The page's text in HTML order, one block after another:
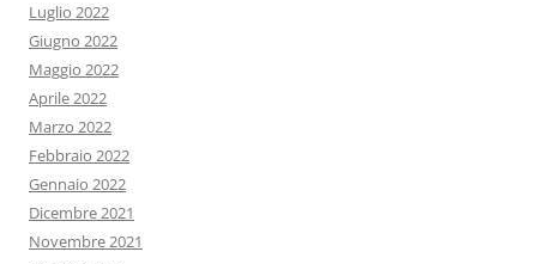
Luglio 2022
Giugno 2022
Maggio 2022
Aprile 2022
Marzo 2022
Febbraio 2022
Gennaio 2022
Dicembre 2021
Novembre 2021